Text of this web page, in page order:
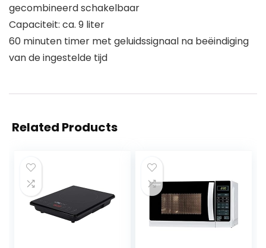
gecombineerd schakelbaar
Capaciteit: ca. 9 liter
60 minuten timer met geluidssignaal na beëindiging
van de ingestelde tijd
Related Products